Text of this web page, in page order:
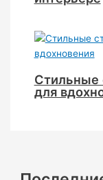
Стильные
для